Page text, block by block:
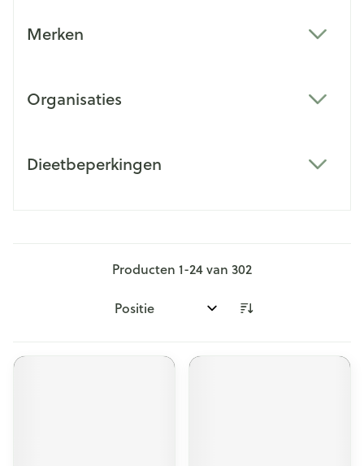
Merken
Organisaties
Dieetbeperkingen
Producten 1-24van 302
Sorteer op: